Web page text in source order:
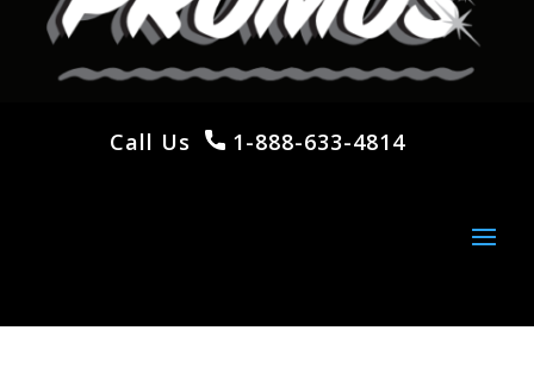
Call Us 1-888-633-4814